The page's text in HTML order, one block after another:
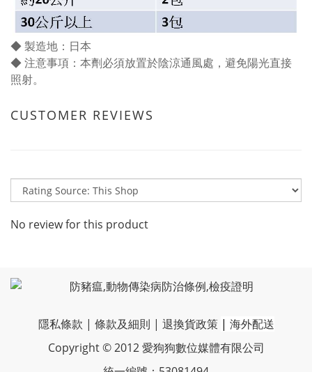
◆ 製造地：日本
◆ 注意事項：本劑必須放置於陰涼通風處，避免陽光直接
照射。
CUSTOMER REVIEWS
No review for this product
隱私條款 | 條款及細則 | 退換貨政策 | 海外配送
Copyright © 2012 愛狗狗數位媒體有限公司